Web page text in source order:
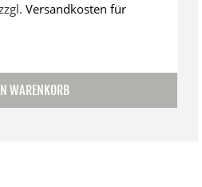
Versandkosten für
WARENKORB